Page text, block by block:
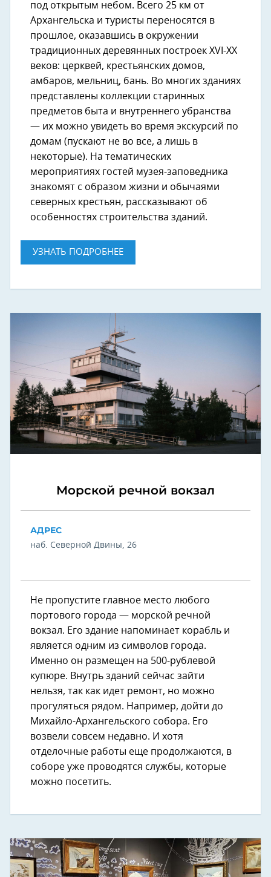
под открытым небом. Всего 25 км от
Архангельска и туристы переносятся в
прошлое, оказавшись в окружении
традиционных деревянных построек XVI-XX
веков: церквей, крестьянских домов,
амбаров, мельниц, бань. Во многих зданиях
представлены коллекции старинных
предметов быта и внутреннего убранства
— их можно увидеть во время экскурсий по
домам (пускают не во все, а лишь в
некоторые). На тематических
мероприятиях гостей музея-заповедника
знакомят с образом жизни и обычаями
северных крестьян, рассказывают об
особенностях строительства зданий.
УЗНАТЬ ПОДРОБНЕЕ
Морской речной вокзал
АДРЕС
наб. Северной Двины, 26
Не пропустите главное место любого
портового города — морской речной
вокзал. Его здание напоминает корабль и
является одним из символов города.
Именно он размещен на 500-рублевой
купюре. Внутрь зданий сейчас зайти
нельзя, так как идет ремонт, но можно
прогуляться рядом. Например, дойти до
Михайло-Архангельского собора. Его
возвели совсем недавно. И хотя
отделочные работы еще продолжаются, в
соборе уже проводятся службы, которые
можно посетить.